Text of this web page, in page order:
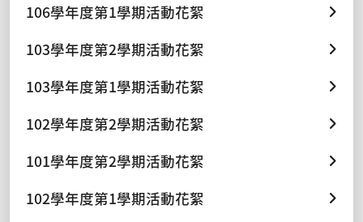
106學年度第1學期活動花絮
103學年度第2學期活動花絮
103學年度第1學期活動花絮
102學年度第2學期活動花絮
101學年度第2學期活動花絮
102學年度第1學期活動花絮